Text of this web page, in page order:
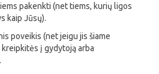
pakenkti (net tiems, kurių ligos
kaip Jūsų).
poveikis (net jeigu jis šiame
į gydytoją arba